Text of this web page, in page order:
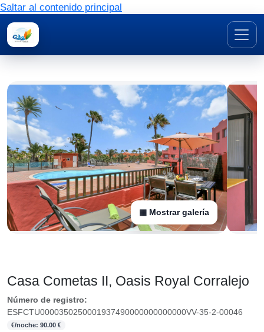
Saltar al contenido principal
▦ Mostrar galería
Casa Cometas II, Oasis Royal Corralejo
Número de registro:
ESFCTU0000350250001937490000000000000VV-35-2-00046
€/noche: 90.00 €